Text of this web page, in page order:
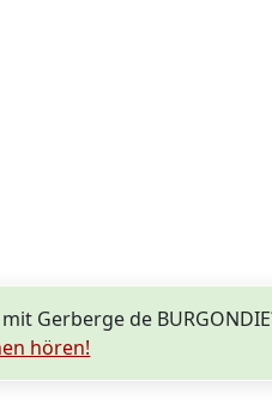
Gerberge de
hören!